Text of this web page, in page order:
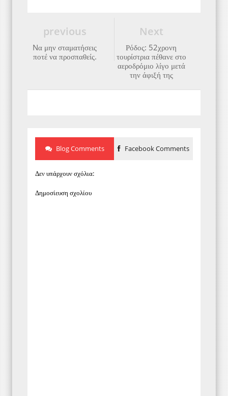
Next
Ρόδος: 52χρονη
τουρίστρια πέθανε στο
αεροδρόμιο λίγο μετά
την άφιξή της
previous
Nα μην σταματήσεις
ποτέ να προσπαθείς.
Blog Comments Facebook Comments
Δεν υπάρχουν σχόλια:
Δημοσίευση σχολίου